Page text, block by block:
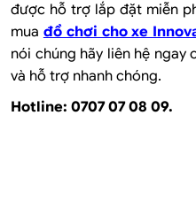
được hỗ trợ lắp đặt miễn
mua đồ chơi cho xe
nói chúng hãy liên hệ
và hỗ trợ nhanh chóng.
Hotline: 0707 07 08 09.